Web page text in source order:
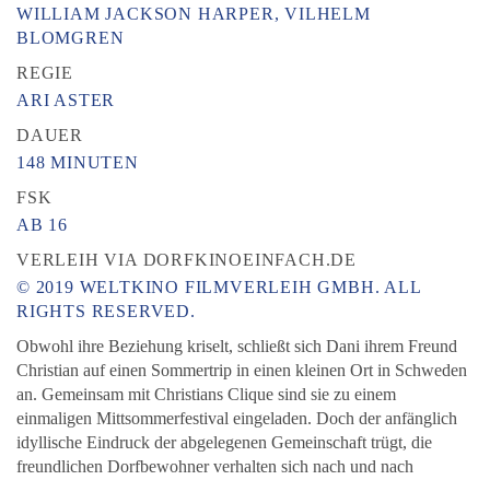
WILLIAM JACKSON HARPER, VILHELM
BLOMGREN
REGIE
ARI ASTER
DAUER
148 MINUTEN
FSK
AB 16
VERLEIH VIA DORFKINOEINFACH.DE
© 2019 WELTKINO FILMVERLEIH GMBH. ALL
RIGHTS RESERVED.
Obwohl ihre Beziehung kriselt, schließt sich Dani ihrem Freund
Christian auf einen Sommertrip in einen kleinen Ort in Schweden
an. Gemeinsam mit Christians Clique sind sie zu einem
einmaligen Mittsommerfestival eingeladen. Doch der anfänglich
idyllische Eindruck der abgelegenen Gemeinschaft trügt, die
freundlichen Dorfbewohner verhalten sich nach und nach